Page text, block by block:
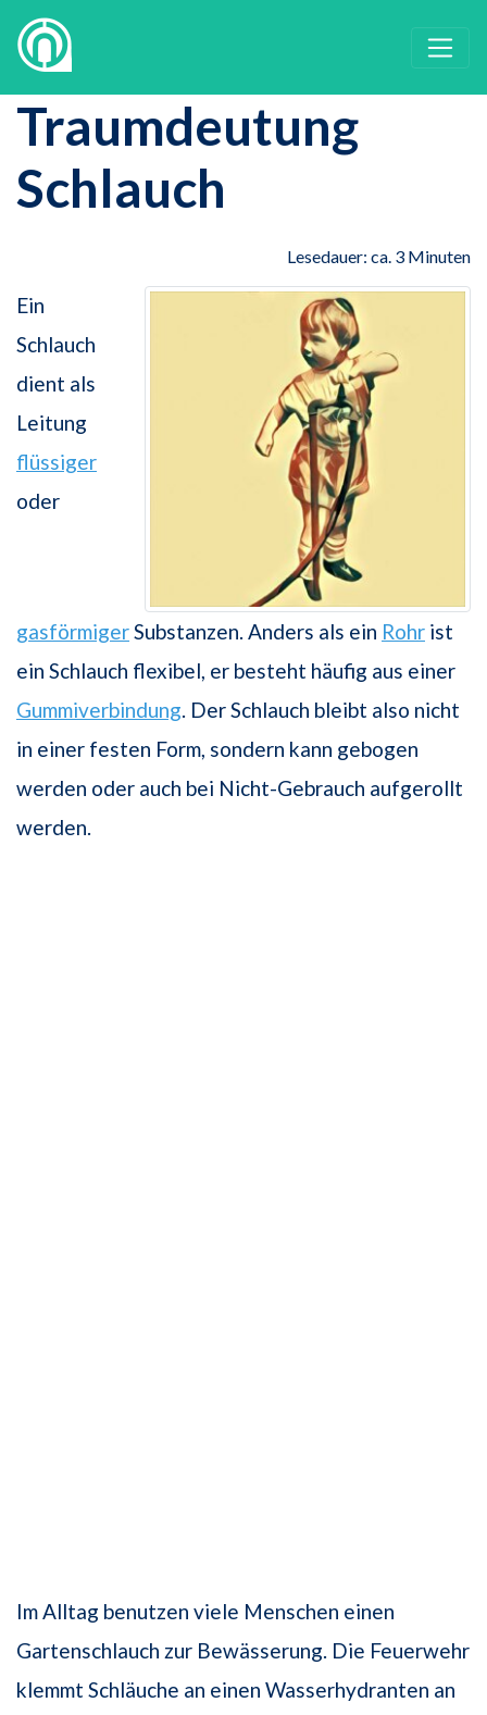
Traumdeutung
Schlauch
Lesedauer: ca. 3 Minuten
Ein
Schlauch
dient als
Leitung
flüssiger
oder
gasförmigerSubstanzen. Anders als ein Rohr ist
ein Schlauch flexibel, er besteht häufig aus einer
Gummiverbindung. Der Schlauch bleibt also nicht
in einer festen Form, sondern kann gebogen
werden oder auch bei Nicht-Gebrauch aufgerollt
werden.
Im Alltag benutzen viele Menschen einen
Gartenschlauch zur Bewässerung. Die Feuerwehr
klemmt Schläuche an einen Wasserhydranten an